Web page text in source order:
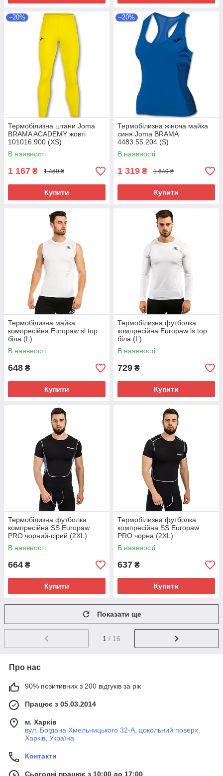
–20%
Термобілизна штани Joma
BRAMA ACADEMY жовті
101016.900 (XS)
В наявності
1 167 ₴ 1 459 ₴
Купити
–20%
Термобілизна жіноча майка
синя Joma BRAMA
4483.55.204 (S)
В наявності
1 319 ₴ 1 649 ₴
Купити
Термобілизна майка
компресійна Europaw sl top
біла (L)
В наявності
648 ₴
Купити
Термобілизна футболка
компресійна Europaw ls top
біла (L)
В наявності
729 ₴
Купити
Термобілизна футболка
компресійна SS Europaw
PRO чорний-сірий (2XL)
В наявності
664 ₴
Купити
Термобілизна футболка
компресійна SS Europaw
PRO чорна (2XL)
В наявності
637 ₴
Купити
Показати ще
1 / 16
Про нас
90% позитивних з 200 відгуків за рік
Працює з 05.03.2014
м. Харків
вул. Богдана Хмельницького 32-А, цокольний поверх,
Харків, Україна
Контакти
Сьогодні працює з 10:00 до 17:00